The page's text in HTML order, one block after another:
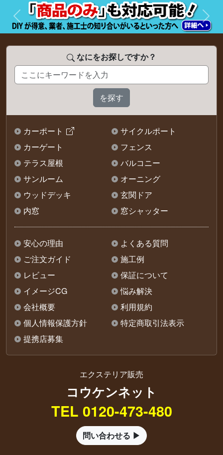
前へ 次へ
なにをお探しですか？
カーポート
サイクルポート
カーゲート
フェンス
テラス屋根
バルコニー
サンルーム
オーニング
ウッドデッキ
玄関ドア
内窓
窓シャッター
安心の理由
よくある質問
ご注文ガイド
施工例
レビュー
保証について
イメージCG
悩み解決
会社概要
利用規約
個人情報保護方針
特定商取引法表示
提携店募集
エクステリア販売
コウケンネット
TEL 0120-473-480
問い合わせる ▶